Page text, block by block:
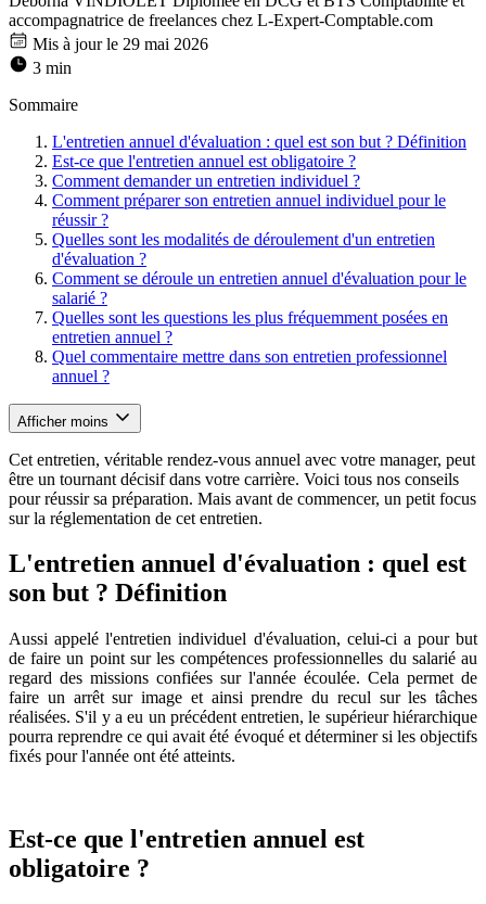
accompagnatrice de freelances chez L-Expert-Comptable.com
Mis à jour le 29 mai 2026
3 min
Sommaire
L'entretien annuel d'évaluation : quel est son but ? Définition
Est-ce que l'entretien annuel est obligatoire ?
Comment demander un entretien individuel ?
Comment préparer son entretien annuel individuel pour le
réussir ?
Quelles sont les modalités de déroulement d'un entretien
d'évaluation ?
Comment se déroule un entretien annuel d'évaluation pour le
salarié ?
Quelles sont les questions les plus fréquemment posées en
entretien annuel ?
Quel commentaire mettre dans son entretien professionnel
annuel ?
Afficher moins
Cet entretien, véritable rendez-vous annuel avec votre manager, peut
être un tournant décisif dans votre carrière. Voici tous nos conseils
pour réussir sa préparation. Mais avant de commencer, un petit focus
sur la réglementation de cet entretien.
L'entretien annuel d'évaluation : quel est
son but ? Définition
Aussi appelé l'entretien individuel d'évaluation, celui-ci a pour but
de faire un point sur les compétences professionnelles du salarié au
regard des missions confiées sur l'année écoulée. Cela permet de
faire un arrêt sur image et ainsi prendre du recul sur les tâches
réalisées. S'il y a eu un précédent entretien, le supérieur hiérarchique
pourra reprendre ce qui avait été évoqué et déterminer si les objectifs
fixés pour l'année ont été atteints.
Est-ce que l'entretien annuel est
obligatoire ?